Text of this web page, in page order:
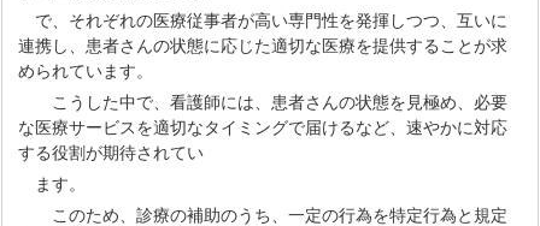
で、それぞれの医療従事者が高い専門性を発揮しつつ、互いに
連携し、患者さんの状態に応じた適切な医療を提供することが求
められています。
こうした中で、看護師には、患者さんの状態を見極め、必要
な医療サービスを適切なタイミングで届けるなど、速やかに対応
する役割が期待されてい
ます。
このため、診療の補助のうち、一定の行為を特定行為と規定